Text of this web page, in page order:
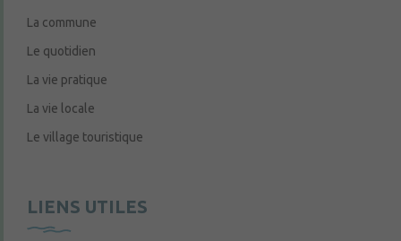
La commune
Le quotidien
La vie pratique
La vie locale
Le village touristique
LIENS UTILES